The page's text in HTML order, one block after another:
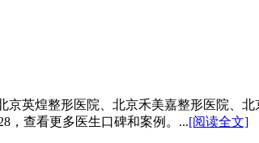
英煌整形医院、北京禾美嘉整形医院、
，查看更多医生口碑和案例。...[阅读全文]